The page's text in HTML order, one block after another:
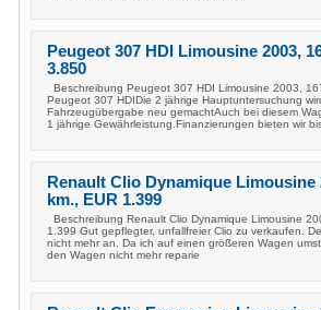
Peugeot 307 HDI Limousine 2003,
3.850
Beschreibung Peugeot 307 HDI Limousine 2003,
Peugeot 307 HDIDie 2 jährige Hauptuntersuchung
Fahrzeugübergabe neu gemachtAuch bei diesem
1 jährige Gewährleistung.Finanzierungen bieten wir
Renault Clio Dynamique Limousine
km., EUR 1.399
Beschreibung Renault Clio Dynamique Limousine
1.399 Gut gepflegter, unfallfreier Clio zu verkaufen.
nicht mehr an. Da ich auf einen größeren Wagen
den Wagen nicht mehr reparie